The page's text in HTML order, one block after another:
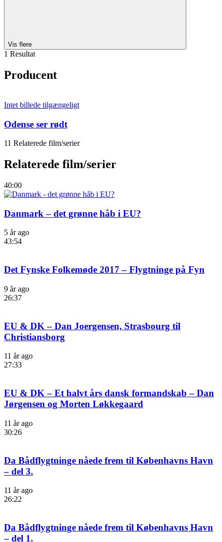
Vis flere
1 Resultat
Producent
Intet billede tilgængeligt
Odense ser rødt
11 Relaterede film/serier
Relaterede film/serier
40:00
Danmark – det grønne håb i EU?
5 år ago
43:54
Det Fynske Folkemøde 2017 – Flygtninge på Fyn
9 år ago
26:37
EU & DK – Dan Joergensen, Strasbourg til
Christiansborg
11 år ago
27:33
EU & DK – Et halvt års dansk formandskab – Dan
Jørgensen og Morten Løkkegaard
11 år ago
30:26
Da Bådflygtninge nåede frem til Københavns Havn
– del 3.
11 år ago
26:22
Da Bådflygtninge nåede frem til Københavns Havn
– del 1.